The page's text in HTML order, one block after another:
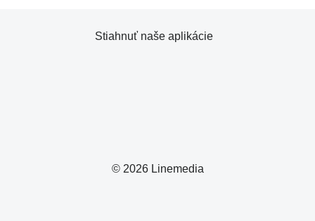
© 2026 Linemedia
Stiahnuť naše aplikácie